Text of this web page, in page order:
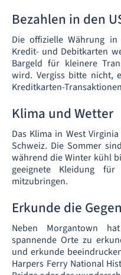
Bezahlen in den
Die offizielle Währung
Kredit- und Debitkarten
Bargeld für kleinere
wird. Vergiss bitte nicht,
Kreditkarten-
Klima und Wetter
Das Klima in West
Schweiz. Die Sommer
während die Winter kühl
geeignete Kleidung für
mitzubringen.
Erkunde die
Neben Morgantown
spannende Orte zu
und erkunde
Harpers Ferry National